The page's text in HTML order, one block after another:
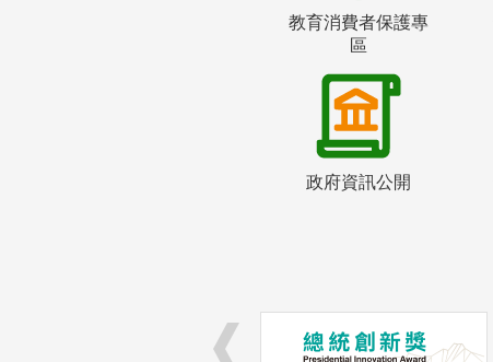
教育消費者保護專
區
政府資訊公開